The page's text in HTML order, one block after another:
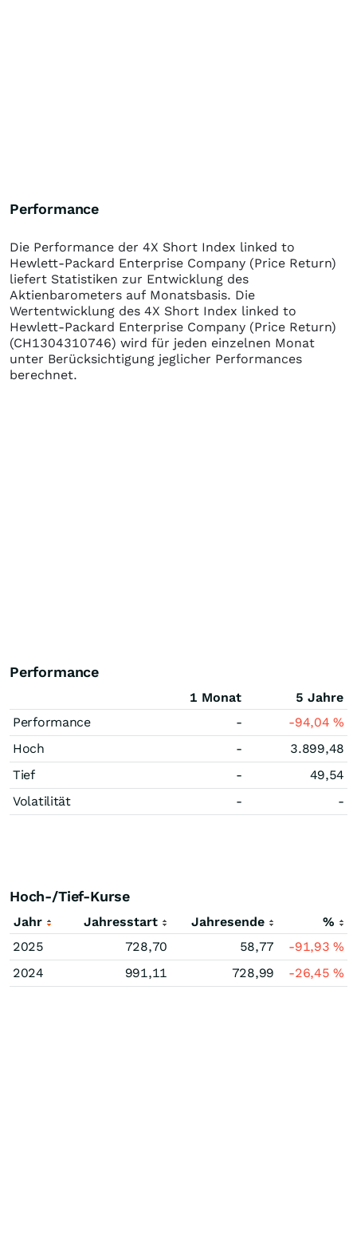
Performance
Die Performance der 4X Short Index linked to
Hewlett-Packard Enterprise Company (Price Return)
liefert Statistiken zur Entwicklung des
Aktienbarometers auf Monatsbasis. Die
Wertentwicklung des 4X Short Index linked to
Hewlett-Packard Enterprise Company (Price Return)
(CH1304310746) wird für jeden einzelnen Monat
unter Berücksichtigung jeglicher Performances
berechnet.
Performance
1 Monat
5 Jahre
Performance
- -94,04%
Hoch
-
3.899,48
Tief
-
49,54
Volatilität
- -
Hoch-/Tief-Kurse
Jahr Jahresstart Jahresende
%
2025
728,70 58,77 -91,93%
2024
991,11 728,99 -26,45%